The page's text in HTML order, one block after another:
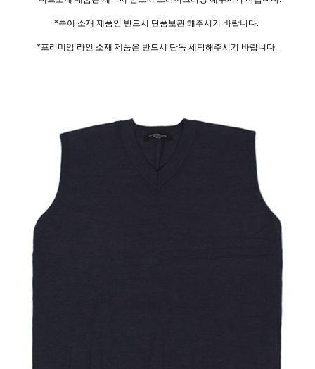
*특이 소재 제품인 반드시 단품보관 해주시기 바랍니다.
*프리미엄 라인 소재 제품은 반드시 단독 세탁해주시기 바랍니다.